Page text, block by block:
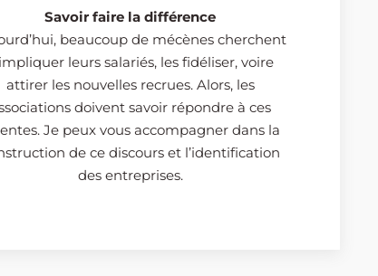
Savoir faire la différence
beaucoup de mécènes cherchent
leurs salariés, les fidéliser, voire
attirer les nouvelles recrues. Alors, les
doivent savoir répondre à ces
Je peux vous accompagner dans la
de ce discours et l’identification
des entreprises.